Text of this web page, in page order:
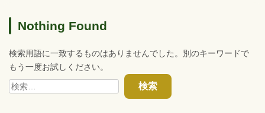
Nothing Found
検索用語に一致するものはありませんでした。別のキーワードで
もう一度お試しください。
検
索: